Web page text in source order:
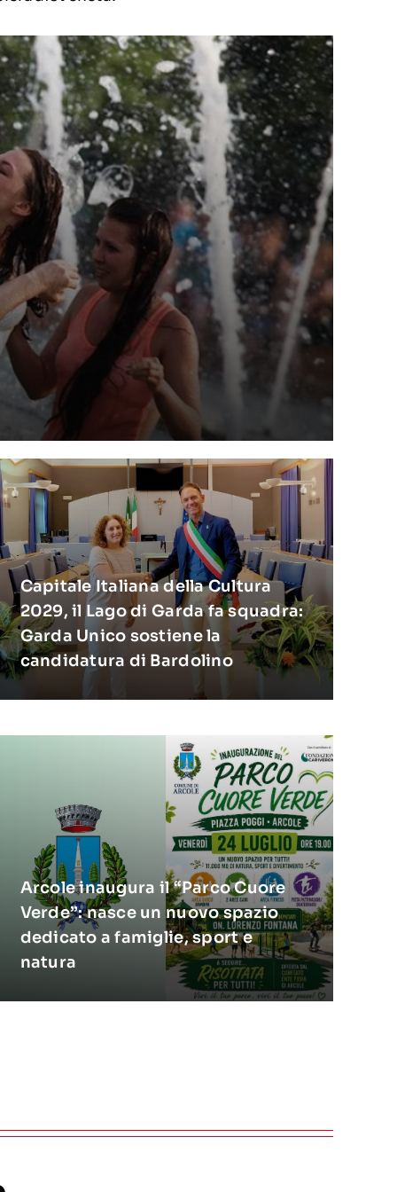
Capitale Italiana della Cultura
2029, il Lago di Garda fa squadra:
Garda Unico sostiene la
candidatura di Bardolino
Arcole inaugura il “Parco Cuore
Verde”: nasce un nuovo spazio
dedicato a famiglie, sport e
natura